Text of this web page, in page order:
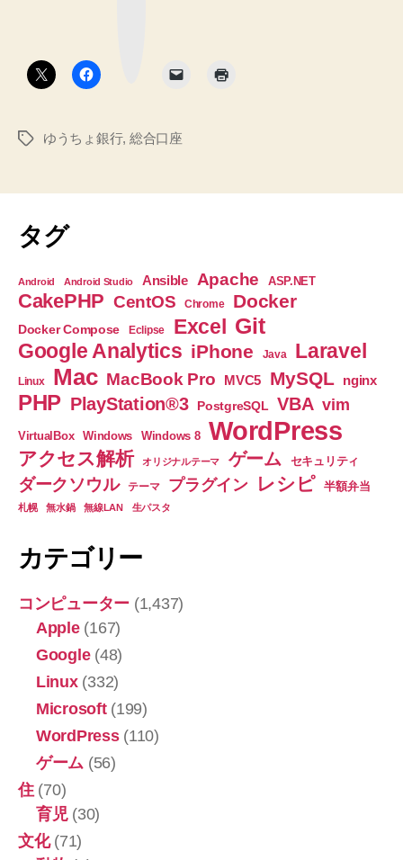
郵
を
作
れ
た
♪
総
合
口
座
タ
ゆうちょ銀行, 総合口座
タグ
Android Android Studio Ansible Apache ASP.NET
CakePHP CentOS Chrome Docker
Docker Compose Eclipse Excel Git
Google Analytics iPhone Java Laravel
Linux Mac MacBook Pro MVC5 MySQL nginx
PHP PlayStation®3 PostgreSQL VBA vim
VirtualBox Windows Windows 8 WordPress
アクセス解析 オリジナルテーマ ゲーム セキュリティ
ダークソウル テーマ プラグイン レシピ 半額弁当
札幌 無水鍋 無線LAN 生パスタ
カテゴリー
コンピューター (1,437)
Apple(167)
Google(48)
Linux(332)
Microsoft(199)
WordPress(110)
ゲーム (56)
住(70)
育児(30)
文化(71)